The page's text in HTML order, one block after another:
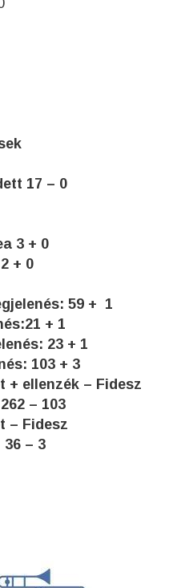
17 – 0
3 + 0
+ 0
59 + 1
+ 1
23 + 1
103 + 3
+ ellenzék – Fidesz
– 103
– Fidesz
– 3